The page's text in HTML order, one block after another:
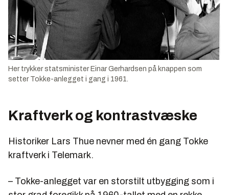
Her trykker statsminister Einar Gerhardsen på knappen som
setter Tokke-anlegget i gang i 1961.
Kraftverk og kontrastvæske
Historiker Lars Thue nevner med én gang Tokke
kraftverk i Telemark.
– Tokke-anlegget var en storstilt utbygging som i